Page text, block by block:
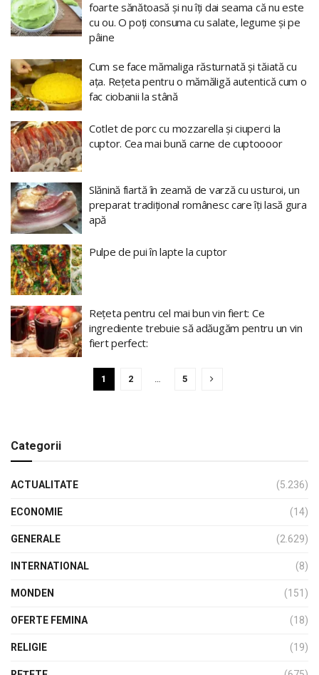
foarte sănătoasă și nu îți dai seama că nu este
cu ou. O poți consuma cu salate, legume și pe
pâine
Cum se face mămaliga răsturnată și tăiată cu
ața. Rețeta pentru o mămăligă autentică cum o
fac ciobanii la stână
Cotlet de porc cu mozzarella și ciuperci la
cuptor. Cea mai bună carne de cuptoooor
Slănină fiartă în zeamă de varză cu usturoi, un
preparat tradițional românesc care îți lasă gura
apă
Pulpe de pui în lapte la cuptor
Rețeta pentru cel mai bun vin fiert: Ce
ingrediente trebuie să adăugăm pentru un vin
fiert perfect:
1 2 5
Categorii
ACTUALITATE (5.236)
ECONOMIE (14)
GENERALE (2.629)
INTERNATIONAL (8)
MONDEN (151)
OFERTE FEMINA (18)
RELIGIE (19)